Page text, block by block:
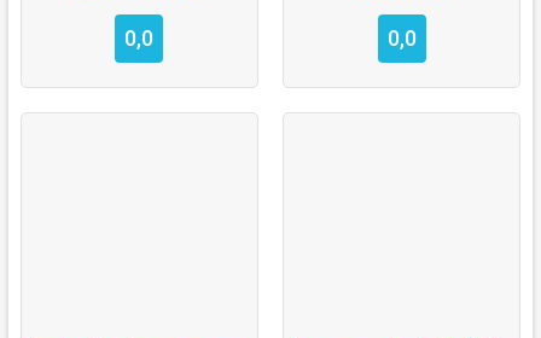
0,0 0,0